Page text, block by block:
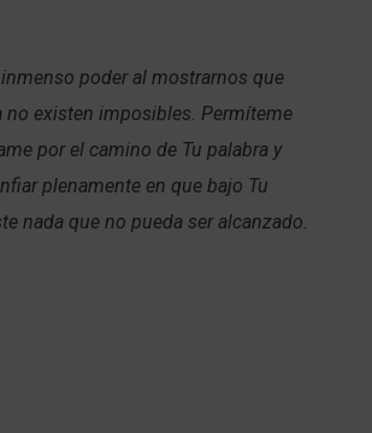
inmenso poder al mostrarnos que
no existen imposibles. Permíteme
por el camino de Tu palabra y
plenamente en que bajo Tu
nada que no pueda ser alcanzado.